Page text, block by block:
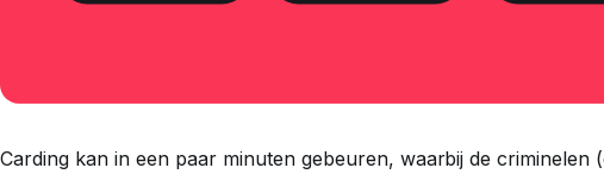
Carding kan in een paar minuten gebeuren, waarbij de criminelen